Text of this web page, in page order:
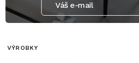
Váš e-mail
VÝROBKY